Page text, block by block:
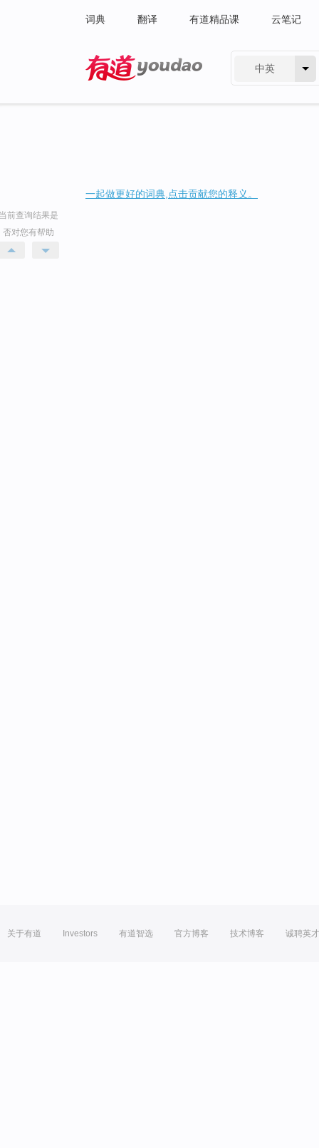
词典 翻译 有道精品课 云笔记
中英
前查询结果是
否对您有帮助
一起做更好的词典,点击贡献您的释义。
关于有道 Investors 有道智选 官方博客 技术博客 诚聘英才